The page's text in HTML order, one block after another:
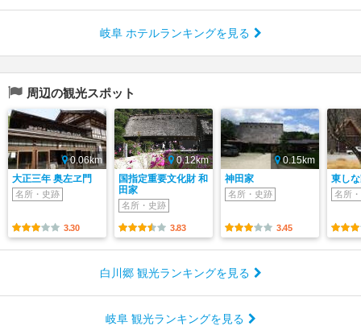
岐阜 ホテルランキングを見る
周辺の観光スポット
0.06km
大正三年 奥左ヱ門
名所・史跡
3.30
0.12km
国指定重要文化財 和
田家
名所・史跡
3.83
0.15km
神田家
名所・史跡
3.45
東し
名所
白川郷 観光ランキングを見る
岐阜 観光ランキングを見る